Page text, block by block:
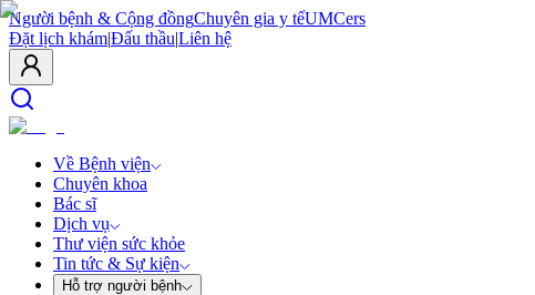
Người bệnh & Cộng đồngChuyên gia y tếUMCers
Đặt lịch khám|Đấu thầu|Liên hệ
Về Bệnh viện
Chuyên khoa
Bác sĩ
Dịch vụ
Thư viện sức khỏe
Tin tức & Sự kiện
Hỗ trợ người bệnh